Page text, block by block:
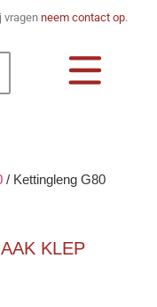
vragenneem contact op.
/ Kettingleng G80
KLEP